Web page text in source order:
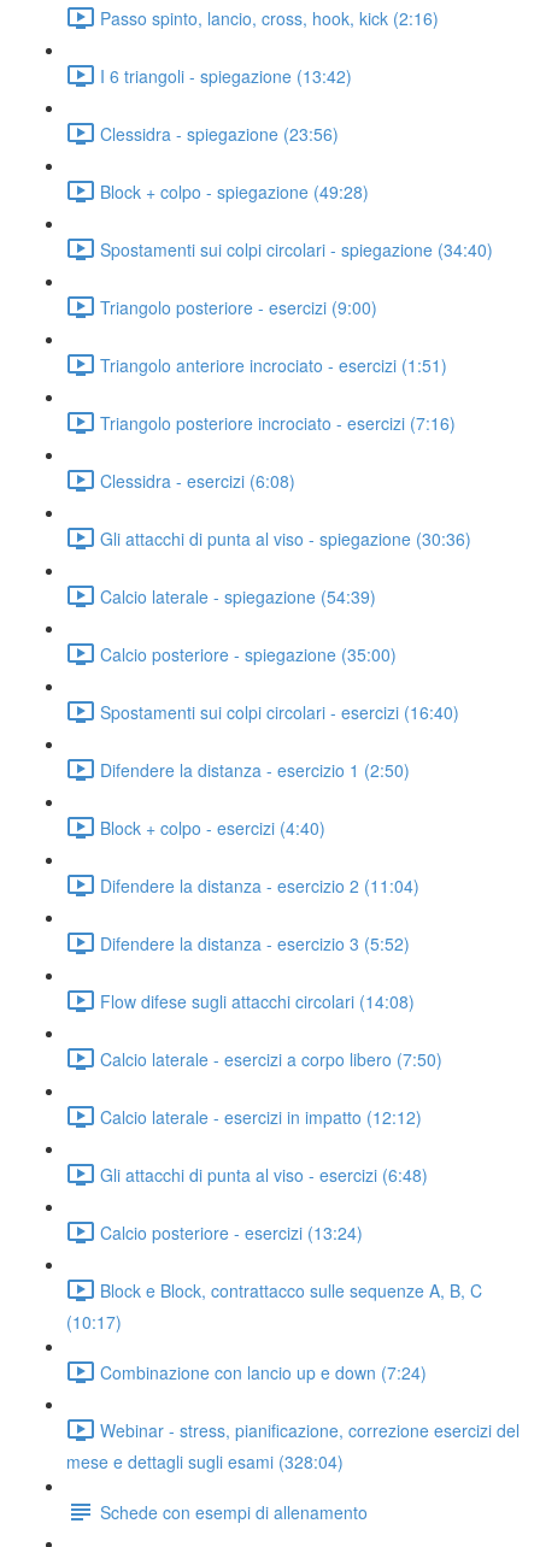
Passo spinto, lancio, cross, hook, kick (2:16)
I 6 triangoli - spiegazione (13:42)
Clessidra - spiegazione (23:56)
Block + colpo - spiegazione (49:28)
Spostamenti sui colpi circolari - spiegazione (34:40)
Triangolo posteriore - esercizi (9:00)
Triangolo anteriore incrociato - esercizi (1:51)
Triangolo posteriore incrociato - esercizi (7:16)
Clessidra - esercizi (6:08)
Gli attacchi di punta al viso - spiegazione (30:36)
Calcio laterale - spiegazione (54:39)
Calcio posteriore - spiegazione (35:00)
Spostamenti sui colpi circolari - esercizi (16:40)
Difendere la distanza - esercizio 1 (2:50)
Block + colpo - esercizi (4:40)
Difendere la distanza - esercizio 2 (11:04)
Difendere la distanza - esercizio 3 (5:52)
Flow difese sugli attacchi circolari (14:08)
Calcio laterale - esercizi a corpo libero (7:50)
Calcio laterale - esercizi in impatto (12:12)
Gli attacchi di punta al viso - esercizi (6:48)
Calcio posteriore - esercizi (13:24)
Block e Block, contrattacco sulle sequenze A, B, C
(10:17)
Combinazione con lancio up e down (7:24)
Webinar - stress, pianificazione, correzione esercizi del
mese e dettagli sugli esami (328:04)
Schede con esempi di allenamento